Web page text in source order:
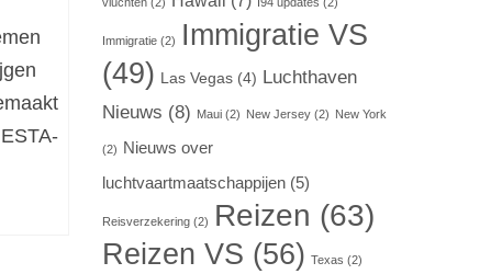
Immigratie(2)
Immigratie VS
(49) Las Vegas(4) Luchthaven
Nieuws (8) Maui(2) New Jersey(2) New York
(2)
Nieuws over
luchtvaartmaatschappijen(5)
Reisverzekering(2) Reizen (63)
Reizen VS (56) Texas (2)